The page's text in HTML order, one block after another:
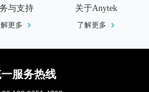
与支持
更多
关于Anytek
了解更多
服务热线